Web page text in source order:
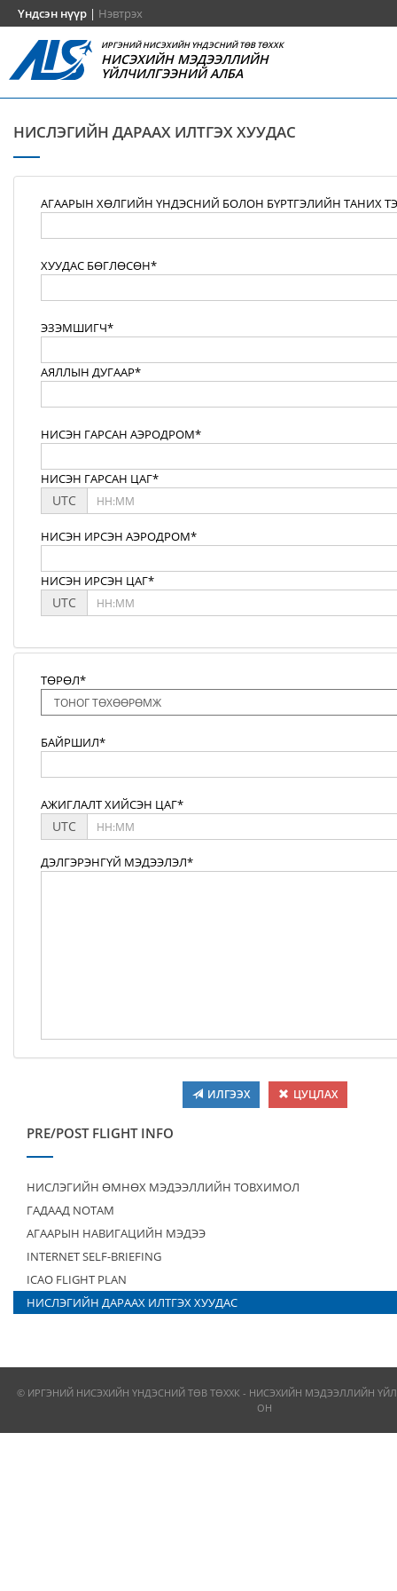
Үндсэн нүүр | Нэвтрэх
ИРГЭНИЙ НИСЭХИЙН ҮНДЭСНИЙ ТӨВ ТӨХХК
НИСЭХИЙН МЭДЭЭЛЛИЙН
ҮЙЛЧИЛГЭЭНИЙ АЛБА
НИСЛЭГИЙН ДАРААХ ИЛТГЭХ ХУУДАС
АГААРЫН ХӨЛГИЙН ҮНДЭСНИЙ БОЛОН БҮРТГЭЛИЙН ТАНИХ
ХУУДАС БӨГЛӨСӨН*
ЭЗЭМШИГЧ*
АЯЛЛЫН ДУГААР*
НИСЭН ГАРСАН АЭРОДРОМ*
НИСЭН ГАРСАН ЦАГ*
UTC
НИСЭН ИРСЭН АЭРОДРОМ*
НИСЭН ИРСЭН ЦАГ*
UTC
ТӨРӨЛ*
БАЙРШИЛ*
АЖИГЛАЛТ ХИЙСЭН ЦАГ*
UTC
ДЭЛГЭРЭНГҮЙ МЭДЭЭЛЭЛ*
ИЛГЭЭХ ЦУЦЛАХ
PRE/POST FLIGHT INFO
НИСЛЭГИЙН ӨМНӨХ МЭДЭЭЛЛИЙН ТОВХИМОЛ
ГАДААД NOTAM
АГААРЫН НАВИГАЦИЙН МЭДЭЭ
INTERNET SELF-BRIEFING
ICAO FLIGHT PLAN
НИСЛЭГИЙН ДАРААХ ИЛТГЭХ ХУУДАС
© ИРГЭНИЙ НИСЭХИЙН ҮНДЭСНИЙ ТӨВ ТӨХХК - НИСЭХИЙН МЭДЭЭЛЛИЙН
ОН